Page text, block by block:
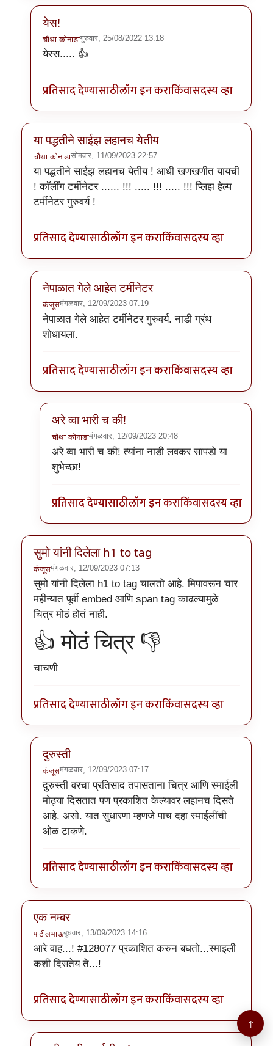
येस!
चौथा कोनाडागुरुवार, 25/08/2022 13:18
In reply to
येस्स..... 👍
प्रतिसाद देण्यासाठीलॉग इन कराकिंवासदस्य व्हा
या पद्धतीने साईझ लहानच येतीय
चौथा कोनाडासोमवार, 11/09/2023 22:57
या पद्धतीने साईझ लहानच येतीय ! आधी खणखणीत यायची
! कॉलींग टर्मीनेटर ...... !!! ..... !!! ..... !!! प्लिझ हेल्प
टर्मीनेटर गुरुवर्य !
प्रतिसाद देण्यासाठीलॉग इन कराकिंवासदस्य व्हा
नेपाळात गेले आहेत टर्मीनेटर
कंजूसमंगळवार, 12/09/2023 07:19
In reply toया पद्धतीने साईझ लहानच येतीयby
नेपाळात गेले आहेत टर्मीनेटर गुरुवर्य. नाडी ग्रंथ
शोधायला.
प्रतिसाद देण्यासाठीलॉग इन कराकिंवासदस्य व्हा
अरे व्वा भारी च की!
चौथा कोनाडामंगळवार, 12/09/2023 20:48
In reply toनेपाळात गेले आहेत टर्मीनेटरby कंजूस
अरे व्वा भारी च की! त्यांना नाडी लवकर सापडो या
शुभेच्छा!
प्रतिसाद देण्यासाठीलॉग इन कराकिंवासदस्य व्हा
सुमो यांनी दिलेला h1 to tag
कंजूसमंगळवार, 12/09/2023 07:13
सुमो यांनी दिलेला h1 to tag चालतो आहे. मिपावरून चार
महीन्यात पूर्वी embed आणि span tag काढल्यामुळे
चित्र मोठं होतं नाही.
👍 मोठं चित्र 👎
चाचणी
प्रतिसाद देण्यासाठीलॉग इन कराकिंवासदस्य व्हा
दुरुस्ती
कंजूसमंगळवार, 12/09/2023 07:17
In reply to सुमो यांनी दिलेला h1 to tagbyकंजूस
दुरुस्ती वरचा प्रतिसाद तपासताना चित्र आणि स्माईली
मोठ्या दिसतात पण प्रकाशित केल्यावर लहानच दिसते
आहे. असो. यात सुधारणा म्हणजे पाच दहा स्माईलींची
ओळ टाकणे.
प्रतिसाद देण्यासाठीलॉग इन कराकिंवासदस्य व्हा
एक नम्बर
पाटीलभाऊबुधवार, 13/09/2023 14:16
आरे वाह...! #128077 प्रकाशित करुन बघतो...स्माइली
कशी दिसतेय ते...!
प्रतिसाद देण्यासाठीलॉग इन कराकिंवासदस्य व्हा
↑